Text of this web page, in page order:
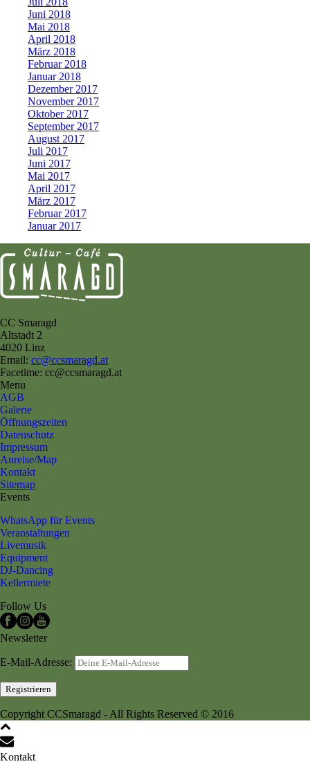
Juni 2018
Mai 2018
April 2018
März 2018
Februar 2018
Januar 2018
Dezember 2017
November 2017
Oktober 2017
September 2017
August 2017
Juli 2017
Juni 2017
Mai 2017
April 2017
März 2017
Februar 2017
Januar 2017
CC Smaragd
Altstadt 2
4020 Linz
Email: cc@ccsmaragd.at
Facetime: cc@ccsmaragd.at
Menu
AGB
Galerie
Öffnungszeiten
Datenschutz
Impressum
Anreise/Map
Kontakt
Sitemap
Events
WhatsApp für Events
Veranstaltungen
Livemusik
Equipment
DJ-Dancing
Kellermiete
Follow Us
Newsletter
E-Mail-Adresse:
Copyright CCSmaragd - All Rights Reserved © 2016
Kontakt